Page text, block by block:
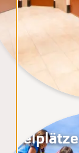
Spielplätze